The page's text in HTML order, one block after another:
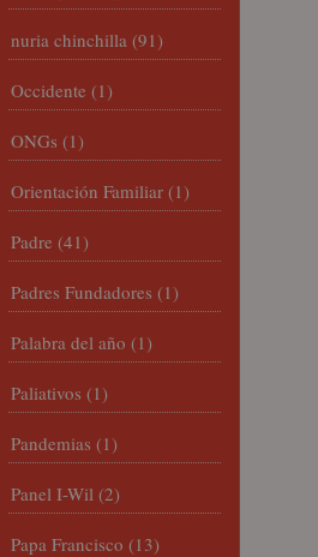
nuria chinchilla (91)
Occidente (1)
ONGs (1)
Orientación Familiar (1)
Padre (41)
Padres Fundadores (1)
Palabra del año (1)
Paliativos (1)
Pandemias (1)
Panel I-Wil (2)
Papa Francisco (13)